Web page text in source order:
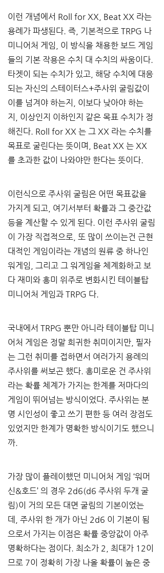
이런 개념에서 Roll for XX, Beat XX 라는
용례가 파생된다 즉 기본적으로 TRPG 나
미니어처 게임
이 방식을 채용한 보드 게임
들의 기본 작용은 수치 대 수치의 싸움이다
타겟이 되는 수치가 있고 해당 수치에 대응
되는 자신의 스테이터스+주사위 굴림값이
이를 넘겨야 하는지
이보다 낮아야 하는
지
이상인지 이하인지 같은 목표 수치가 정
해진다 . Roll for XX 는 그 XX 라는 수치를
목표로 굴린다는 뜻이며
, Beat XX 는 XX
를 초과한 값이 나와야만 한다는 뜻이다
이런식으로 주사위 굴림은 어떤 목표값을
가지게 되고
여기서부터 확률과 그 중간값
등을 계산할 수 있게 된다 이런 주사위 굴림
이 가장 직접적으로
또 많이 쓰이는건 근현
대적인 게임이라는 개념의 원류 중 하나인
워게임
그리고 그 워게임을 체계화하고 보
다 재미와 흥미 위주로 변화시킨 테이블탑
미니어처 게임과 TRPG 다
국내에서 TRPG 뿐만 아니라 테이블탑 미니
어처 게임은 정말 희귀한 취미이지만 필자
는 그런 취미를 접하면서 여러가지 용례의
주사위를 써보곤 했다 흥미로운 건 주사위
라는 확률 체계가 가지는 한계를 저마다의
게임이 뛰어넘는 방식이었다 주사위는 분
명 시인성이 좋고 쓰기 편한 등 여러 장점도
있었지만 한계가 명확한 방식이기도 했으니
까
가장 많이 플레이했던 미니어처 게임 ‘워머
신&호드’ 의 경우 2d6(d6 주사위 두개 굴
림)이 거의 모든 대면 굴림의 기본이었는
데
주사위 한 개가 아닌 2d6 이 기본이 됨
으로서 가지는 이점은 확률 중앙값이 아주
명확하다는 점이다 최소가 2, 최대가 12이
므로 7이 정확히 가장 나올 확률이 높은 중